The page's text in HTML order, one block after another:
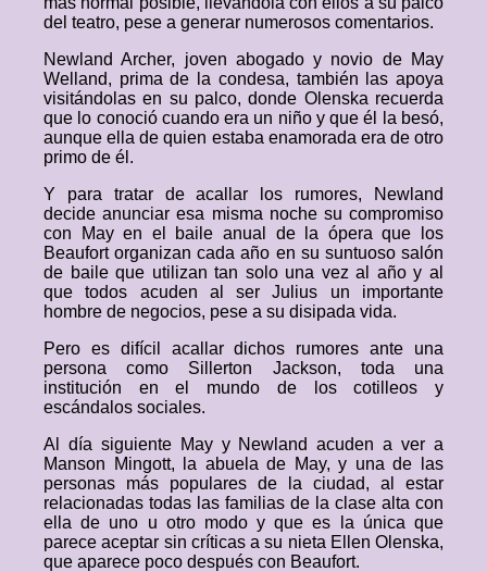
del teatro, pese a generar numerosos comentarios.
Newland Archer, joven abogado y novio de May
Welland, prima de la condesa, también las apoya
visitándolas en su palco, donde Olenska recuerda
que lo conoció cuando era un niño y que él la besó,
aunque ella de quien estaba enamorada era de otro
primo de él.
Y para tratar de acallar los rumores, Newland
decide anunciar esa misma noche su compromiso
con May en el baile anual de la ópera que los
Beaufort organizan cada año en su suntuoso salón
de baile que utilizan tan solo una vez al año y al
que todos acuden al ser Julius un importante
hombre de negocios, pese a su disipada vida.
Pero es difícil acallar dichos rumores ante una
persona como Sillerton Jackson, toda una
institución en el mundo de los cotilleos y
escándalos sociales.
Al día siguiente May y Newland acuden a ver a
Manson Mingott, la abuela de May, y una de las
personas más populares de la ciudad, al estar
relacionadas todas las familias de la clase alta con
ella de uno u otro modo y que es la única que
parece aceptar sin críticas a su nieta Ellen Olenska,
que aparece poco después con Beaufort.